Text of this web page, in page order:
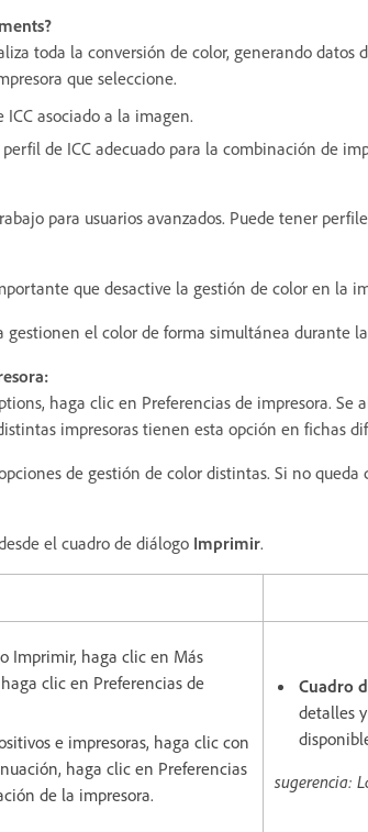
toda la conversión de color, generando
que seleccione.
asociado a la imagen.
de ICC adecuado para la combinación de
para usuarios avanzados. Puede tener
que desactive la gestión de color en la
el color de forma simultánea durante
haga clic en Preferencias de impresora.
impresoras tienen esta opción en fichas
de gestión de color distintas. Si no
el cuadro de diálogo Imprimir.
Imprimir, haga clic en Más
clic en Preferencias de
e impresoras, haga clic con
haga clic en Preferencias
de la impresora.
Cuadro
detalles
sugerencia: